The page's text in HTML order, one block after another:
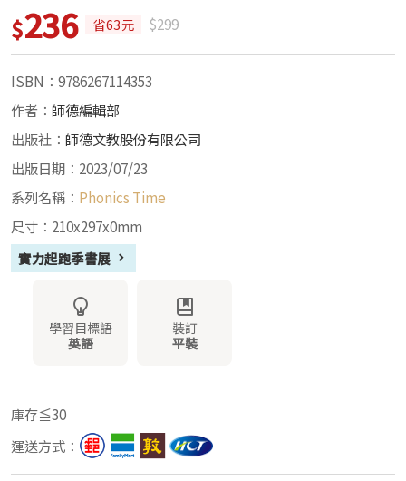
$236 省63元 $299
ISBN：9786267114353
作者： 師德編輯部
出版社： 師德文教股份有限公司
出版日期：2023/07/23
系列名稱： Phonics Time
尺寸：210x297x0mm
實力起跑季書展
學習目標語
英語
裝訂
平裝
庫存≦30
運送方式：